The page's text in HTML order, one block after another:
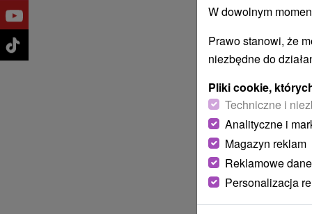
W dowolnym
Prawo stanowi, że
niezbędne do
Pliki cookie,
Techniczne i
Analityczne i
Magazyn reklam
Reklamowe
Personalizacja